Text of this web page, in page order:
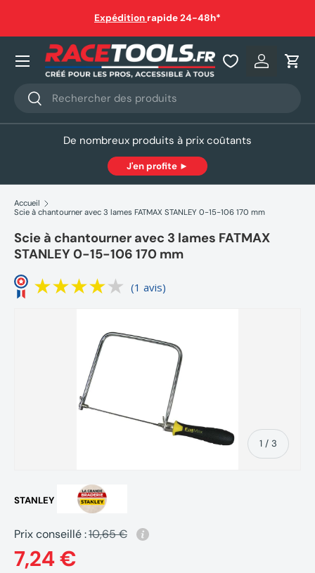
Aller au contenu
Expédition rapide 24-48h*
Recherche
Rechercher
Se
Nos produits
De nombreux produits à prix coûtants
J'en profite ►
Accueil
Scie à chantourner avec 3 lames FATMAX STANLEY 0-15-106 170 mm
Scie à chantourner avec 3 lames FATMAX
STANLEY 0-15-106 170 mm
(1 avis)
1 / de
3
STANLEY
Prix conseillé :10,65 €
7,24 €